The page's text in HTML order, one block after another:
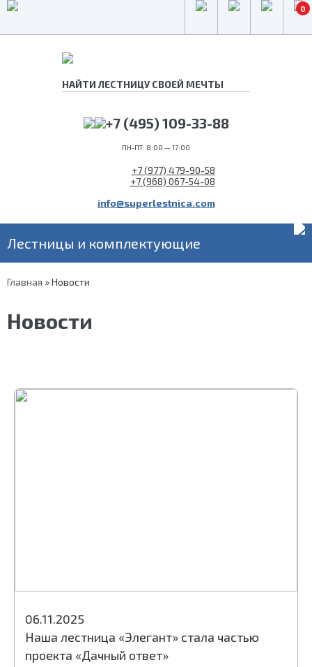
0
+7 (495) 109-33-88
ПН-ПТ: 8:00 — 17:00
+7 (977) 479-90-58
+7 (968) 067-54-08
info@superlestnica.com
Лестницы и комплектующие
Главная »Новости
Новости
06.11.2025
Наша лестница «Элегант» стала частью
проекта «Дачный ответ»